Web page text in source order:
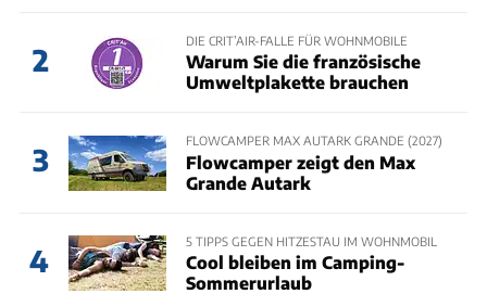
2
DIE CRIT’AIR-FALLE FÜR WOHNMOBILE
Warum Sie die französische
Umweltplakette brauchen
3
FLOWCAMPER MAX AUTARK GRANDE (2027)
Flowcamper zeigt den Max
Grande Autark
4
5 TIPPS GEGEN HITZESTAU IM WOHNMOBIL
Cool bleiben im Camping-
Sommerurlaub